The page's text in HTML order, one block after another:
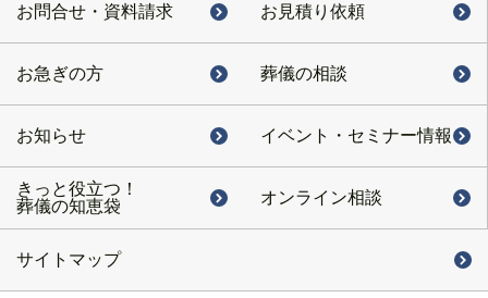
お問合せ・ 資料請求 お見積り依頼
お急ぎの方 葬儀の相談
お知らせ イベント・ セミナー情報
きっと役立つ！
葬儀の知恵袋
オンライン相談
サイトマップ